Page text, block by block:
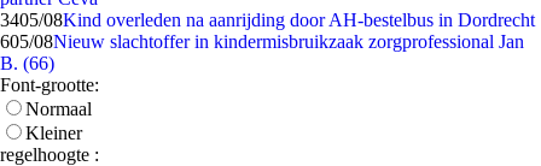
3405/08Kind overleden na aanrijding door AH-bestelbus in Dordrecht
605/08Nieuw slachtoffer in kindermisbruikzaak zorgprofessional Jan
B. (66)
Font-grootte:
Normaal
Kleiner
regelhoogte :